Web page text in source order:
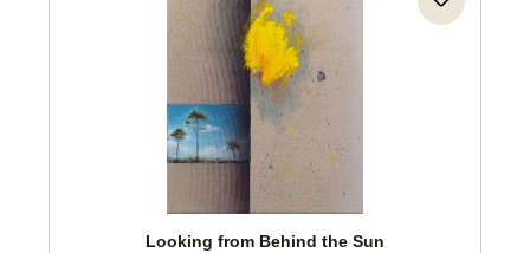
Looking from Behind the Sun